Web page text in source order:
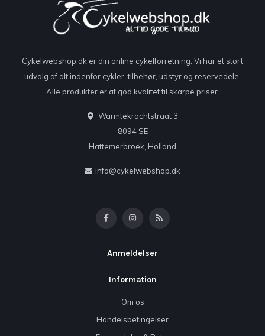
Cykelwebshop.dk er din online cykelforretning. Vi har et stort
udvalg af alt indenfor cykler, tilbehør, udstyr og reservedele.
Alle produkter er af god kvalitet til skarpe priser.
Warmtekrachtstraat 3
8094 SE
Hattemerbroek, Holland
info@cykelwebshop.dk
Anmeldelser
Information
Om os
Handelsbetingelser